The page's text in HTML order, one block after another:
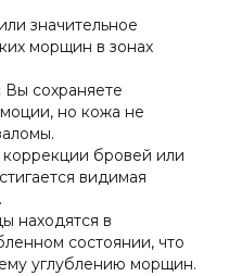
значительное
морщин в зонах
Вы сохраняете
но кожа не
бровей или
видимая
находятся в
состоянии, что
углублению морщин.